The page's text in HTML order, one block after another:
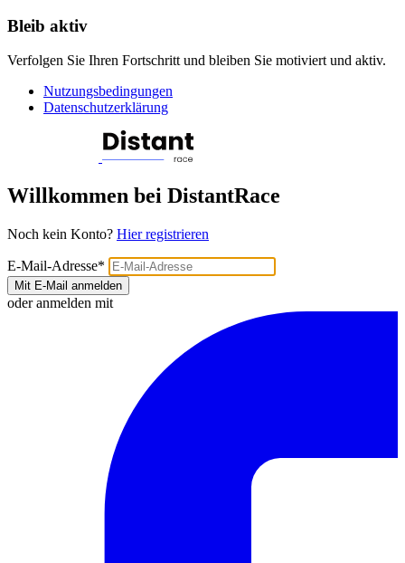
Bleib aktiv
Verfolgen Sie Ihren Fortschritt und bleiben Sie motiviert und aktiv.
Nutzungsbedingungen
Datenschutzerklärung
Willkommen bei DistantRace
Noch kein Konto? Hier registrieren
E-Mail-Adresse*
Mit E-Mail anmelden
oder anmelden mit